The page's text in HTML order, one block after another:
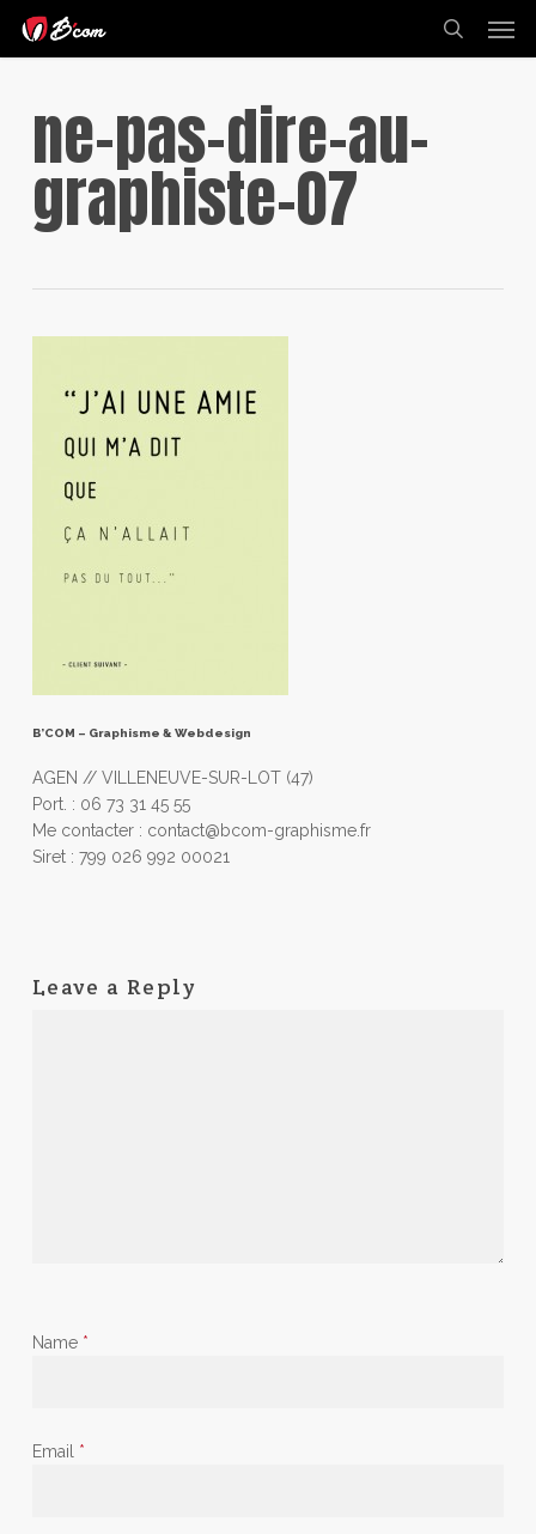
search
ne-pas-dire-au-
graphiste-07
B’COM – Graphisme & Webdesign
AGEN // VILLENEUVE-SUR-LOT (47)
Port. : 06 73 31 45 55
Me contacter : contact@bcom-graphisme.fr
Siret : 799 026 992 00021
Leave a Reply
Name *
Email *